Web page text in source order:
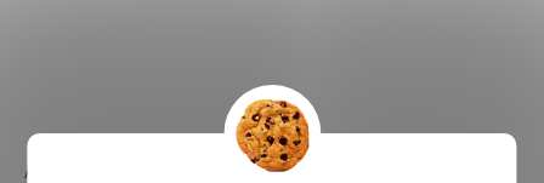
Aku rozbrušovací pila